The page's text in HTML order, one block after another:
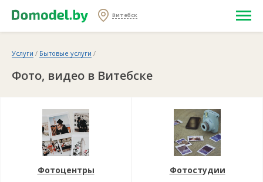
Витебск
Услуги / Бытовые услуги /
Фото, видео в Витебске
Фотоцентры Фотостудии